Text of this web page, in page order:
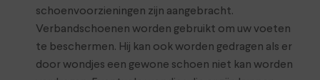
schoenvoorzieningen zijn aangebracht.
Verbandschoenen worden gebruikt om uw voeten
te beschermen. Hij kan ook worden gedragen als er
door wondjes een gewone schoen niet kan worden